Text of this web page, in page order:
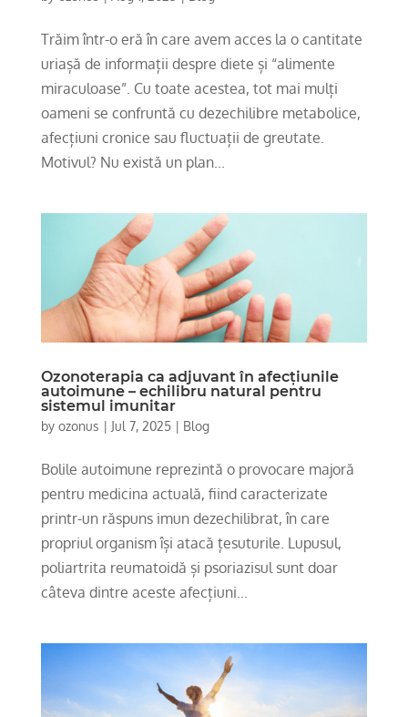
Trăim într-o eră în care avem acces la o cantitate
uriașă de informații despre diete și “alimente
miraculoase”. Cu toate acestea, tot mai mulți
oameni se confruntă cu dezechilibre metabolice,
afecțiuni cronice sau fluctuații de greutate.
Motivul? Nu există un plan...
Ozonoterapia ca adjuvant în afecțiunile
autoimune – echilibru natural pentru
sistemul imunitar
by ozonus | Jul 7, 2025| Blog
Bolile autoimune reprezintă o provocare majoră
pentru medicina actuală, fiind caracterizate
printr-un răspuns imun dezechilibrat, în care
propriul organism își atacă țesuturile. Lupusul,
poliartrita reumatoidă și psoriazisul sunt doar
câteva dintre aceste afecțiuni...